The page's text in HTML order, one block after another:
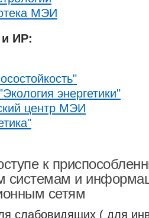
МЭИ
ИР:
энергетики"
центр МЭИ
к
системам и
сетям
слабовидящих ( для